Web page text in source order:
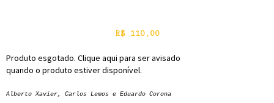
R$ 110,00
Produto esgotado. Clique aqui para ser avisado
quando o produto estiver disponível.
Alberto Xavier, Carlos Lemos e Eduardo Corona